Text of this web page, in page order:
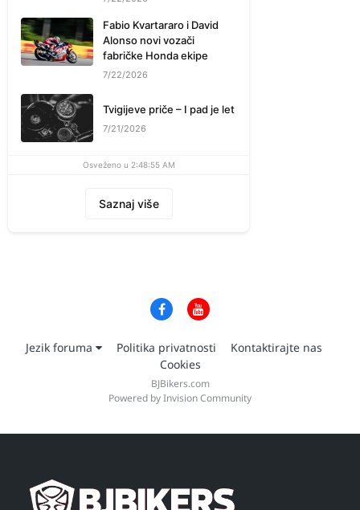
Fabio Kvartararo i David
Alonso novi vozači
fabričke Honda ekipe
7/22/2026
Tvigijeve priče – I pad je let
7/21/2026
Osveženo u 2:48:55 AM
Saznaj više
Jezik foruma Politika privatnosti
Kontaktirajte nas
Cookies
BJBikers.com
Powered by Invision Community